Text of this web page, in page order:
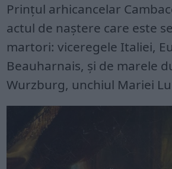
Prințul arhicancelar
actul de naștere care este
martori: viceregele Italiei,
Beauharnais, și de marele
Wurzburg, unchiul Mariei